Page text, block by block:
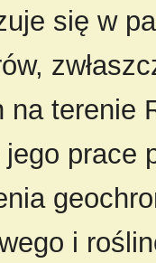
się w
na terenie
jego prace
i